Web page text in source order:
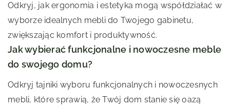
Odkryj, jak ergonomia i estetyka mogą współdziałać w
wyborze idealnych mebli do Twojego gabinetu,
zwiększając komfort i produktywność.
Jak wybierać funkcjonalne i nowoczesne meble
do swojego domu?
Odkryj tajniki wyboru funkcjonalnych i nowoczesnych
mebli, które sprawią, że Twój dom stanie się oazą